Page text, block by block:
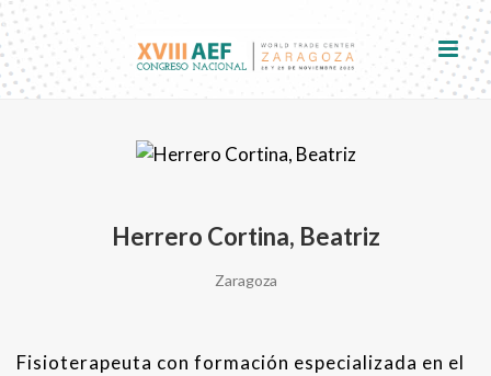
Herrero Cortina, Beatriz
Zaragoza
Fisioterapeuta con formación especializada en el